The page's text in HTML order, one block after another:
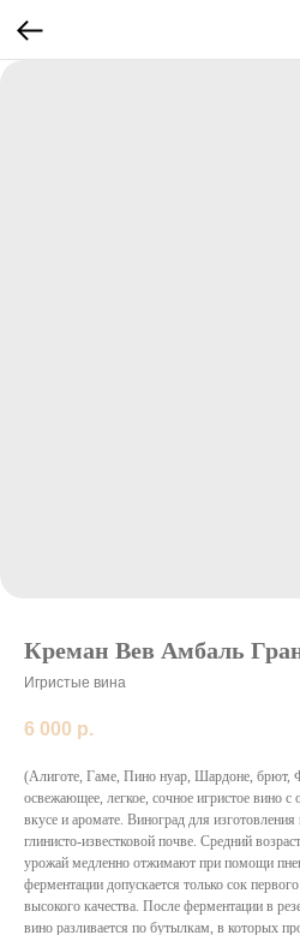
Креман Вев Амбаль
Игристые вина
6 000 р.
(Алиготе, Гаме, Пино нуар, Шардоне, брют,
освежающее, легкое, сочное игристое вино
вкусе и аромате. Виноград для
глинисто-известковой почве. Средний
урожай медленно отжимают при помощи
ферментации допускается только сок
высокого качества. После ферментации в
вино разливается по бутылкам, в которых